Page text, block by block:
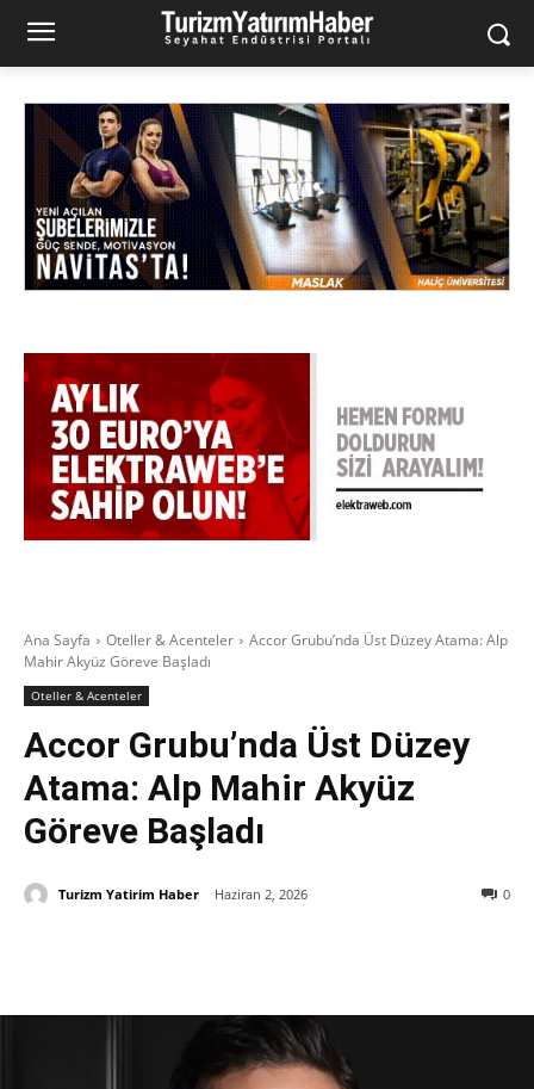
Ana Sayfa Oteller & Acenteler
Accor Grubu’nda Üst Düzey Atama: Alp
Mahir Akyüz Göreve Başladı
Oteller & Acenteler
Accor Grubu’nda Üst Düzey
Atama: Alp Mahir Akyüz
Göreve Başladı
0
Turizm Yatirim Haber Haziran 2, 2026